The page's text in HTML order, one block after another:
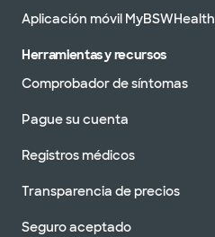
Aplicación móvil MyBSWHealth
Herramientas y recursos
Comprobador de síntomas
Pague su cuenta
Registros médicos
Transparencia de precios
Seguro aceptado